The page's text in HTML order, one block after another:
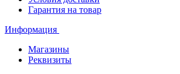
Гарантия на товар
Информация
Магазины
Реквизиты